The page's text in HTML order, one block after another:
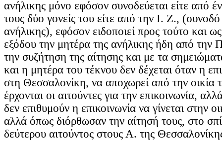
ανήλικης μόνο εφόσον συνοδεύεται είτε από
τους δύο γονείς του είτε από την Ι. Ζ.,
ανήλικης), εφόσον ειδοποιεί προς τούτο και
εξόδου την μητέρα της ανήλικης ήδη από
την συζήτηση της αίτησης και με τα
και η μητέρα του τέκνου δεν δέχεται όταν η
στη Θεσσαλονίκη, να αποχωρεί από την οικία
έρχονται οι αιτούντες για την επικοινωνία,
δεν επιθυμούν η επικοινωνία να γίνεται στην
αλλά όπως διόρθωσαν την αίτησή τους, στο
δεύτερου αιτούντος στους Α. της